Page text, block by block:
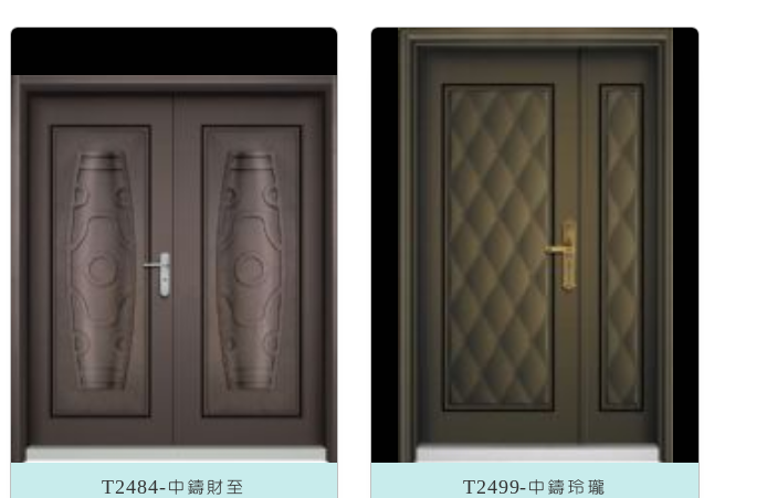
T2484-中鑄財至 T2499-中鑄玲瓏
加入收藏